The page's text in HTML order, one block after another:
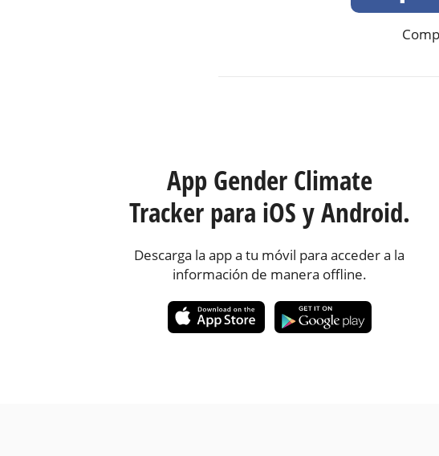
App Gender Climate
Tracker para iOS y Android.
Descarga la app a tu móvil para acceder a la
información de manera offline.